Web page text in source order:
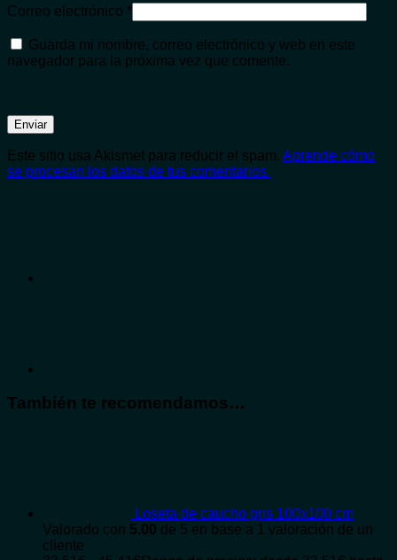
Correo electrónico *
Guarda mi nombre, correo electrónico y web en este
navegador para la próxima vez que comente.
Este sitio usa Akismet para reducir el spam. Aprende cómo
se procesan los datos de tus comentarios.
También te recomendamos…
Loseta de caucho gris 100x100 cm
Valorado con 5.00 de 5 en base a 1 valoración de un
cliente